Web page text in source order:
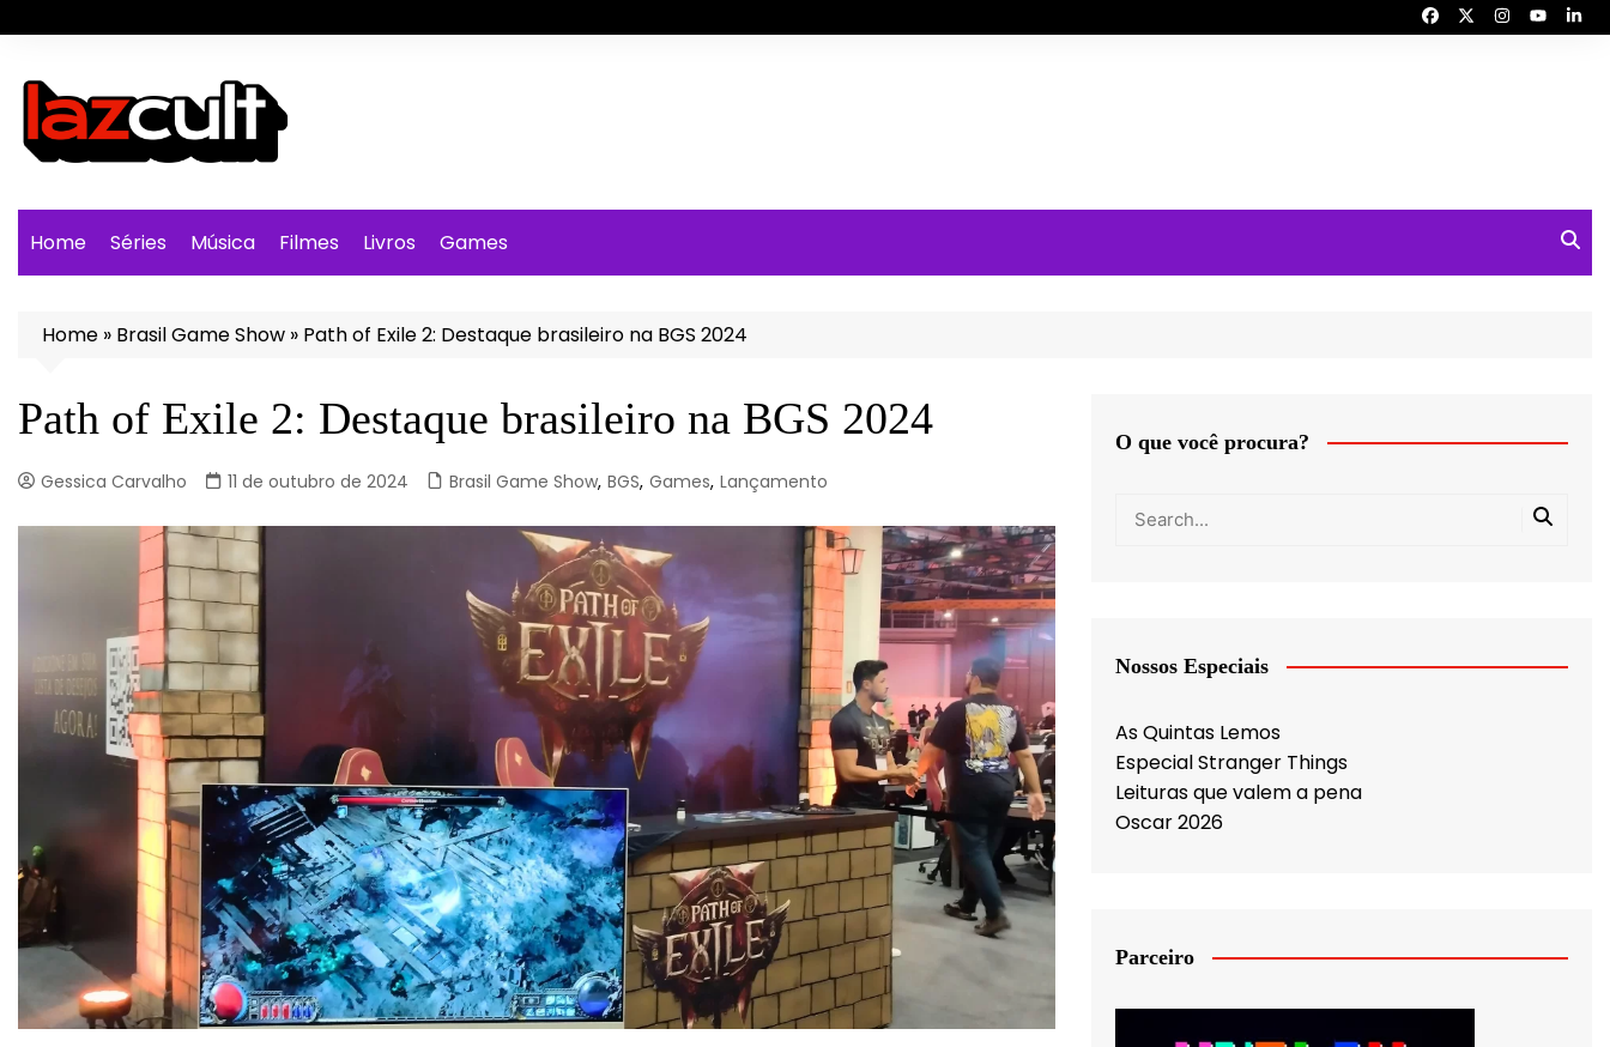
para
conteúdo
Home Séries Música Filmes Livros Games
Home » Brasil Game Show » Path of Exile 2: Destaque brasileiro na BGS 2024
Path of Exile 2: Destaque brasileiro na BGS 2024
Gessica Carvalho 11 de outubro de 2024 Brasil Game Show, BGS, Games, Lançamento
O que você procura?
Nossos Especiais
As Quintas Lemos
Especial Stranger Things
Leituras que valem a pena
Oscar 2026
Parceiro